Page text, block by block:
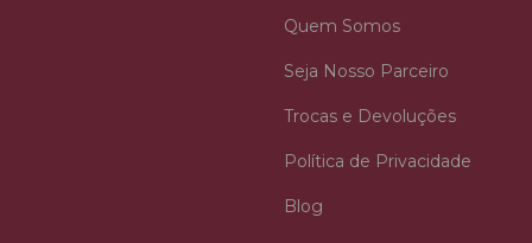
Quem Somos
Seja Nosso Parceiro
Trocas e Devoluções
Política de Privacidade
Blog